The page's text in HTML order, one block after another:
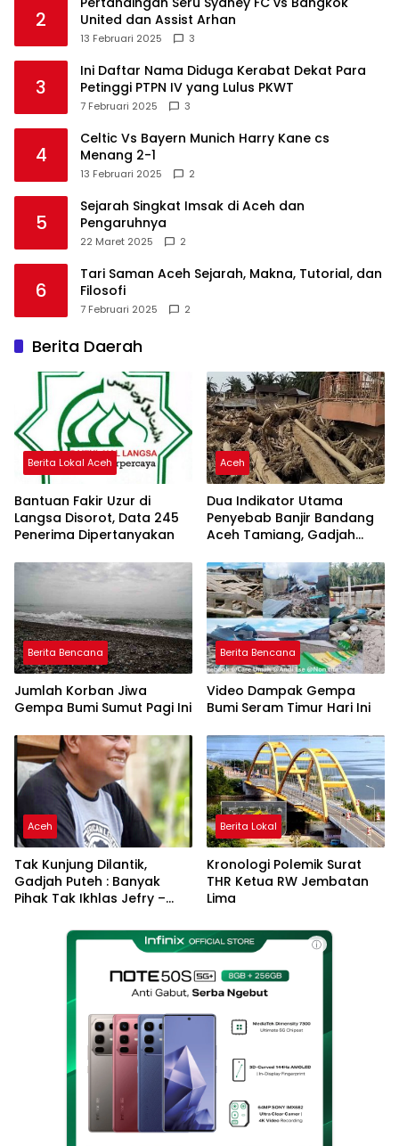
2
United dan Assist Arhan
13 Februari 2025 3
3
Ini Daftar Nama Diduga Kerabat Dekat Para
Petinggi PTPN IV yang Lulus PKWT
7 Februari 2025 3
4
Celtic Vs Bayern Munich Harry Kane cs
Menang 2-1
13 Februari 2025 2
5
Sejarah Singkat Imsak di Aceh dan
Pengaruhnya
22 Maret 2025 2
6
Tari Saman Aceh Sejarah, Makna, Tutorial, dan
Filosofi
7 Februari 2025 2
Berita Daerah
Berita Lokal Aceh
Bantuan Fakir Uzur di
Langsa Disorot, Data 245
Penerima Dipertanyakan
Aceh
Dua Indikator Utama
Penyebab Banjir Bandang
Aceh Tamiang, Gadjah
DAS
Berita Bencana
Jumlah Korban Jiwa
Gempa Bumi Sumut Pagi Ini
Berita Bencana
Video Dampak Gempa
Bumi Seram Timur Hari Ini
Aceh
Tak Kunjung Dilantik,
Gadjah Puteh : Banyak
Pihak Tak Ikhlas Jefry –
Berita Lokal
Kronologi Polemik Surat
THR Ketua RW Jembatan
Lima
ⓘ